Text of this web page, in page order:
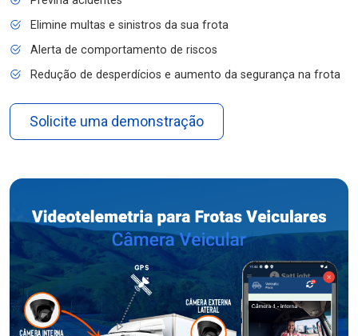
Elimine multas e sinistros da sua frota
Alerta de comportamento de riscos
Redução de desperdícios e aumento da segurança na frota
Solicite uma demonstração